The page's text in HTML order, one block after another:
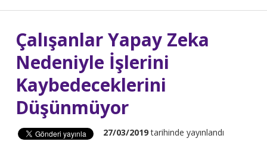
Çalışanlar Yapay Zeka
Nedeniyle İşlerini
Kaybedeceklerini
Düşünmüyor
27/03/2019tarihinde yayınlandı